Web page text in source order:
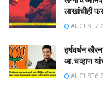
लाखांचीही
AUGUST 7,
हर्षवर्धन
आ.चव्हाण
AUGUST 6,